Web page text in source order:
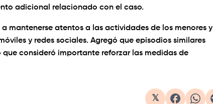
adicional relacionado con el caso.
mantenerse atentos a las actividades de los menores y
y redes sociales. Agregó que episodios similares
consideró importante reforzar las medidas de
𝕏